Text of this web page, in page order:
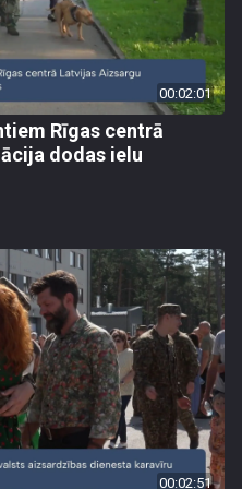
00:02:01
Rīgas centrā
dodas ielu
00:02:51